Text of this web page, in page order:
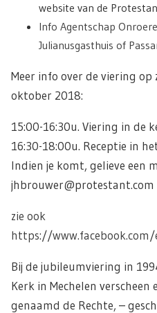
website van de
Info Agentschap
Julianusgasthuis of
Meer info over de viering
oktober 2018:
15:00-16:30u. Viering in de
16:30-18:00u. Receptie in
Indien je komt, gelieve een
jhbrouwer@protestant.com
zie ook
https://
Bij de jubileumviering in
Kerk in Mechelen verscheen
genaamd de Rechte, –